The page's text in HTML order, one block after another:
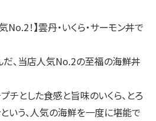
！】雲丹・いくら・サーモン丼で
、当店人気No.2の至福の海鮮丼
チとした食感と旨味のいくら、とろ
いう、人気の海鮮を一度に堪能で